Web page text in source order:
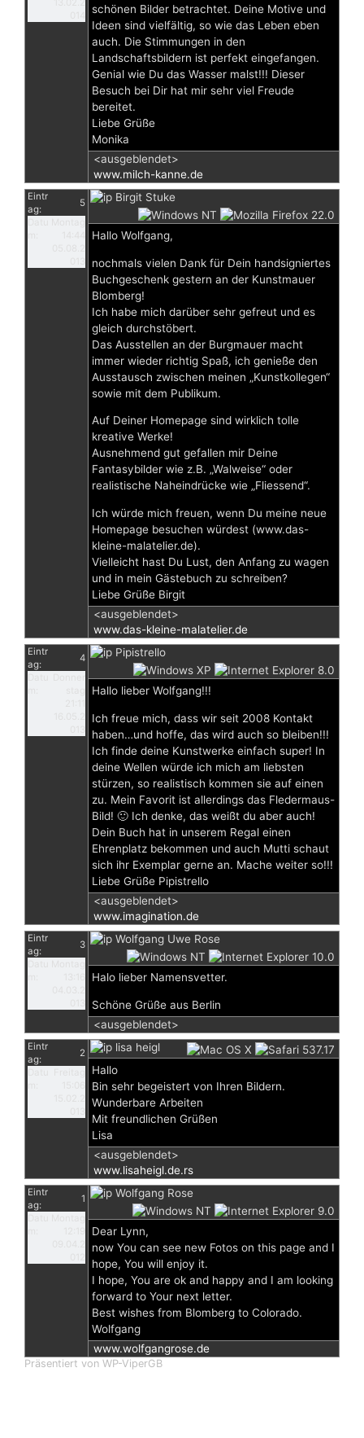
schönen Bilder betrachtet. Deine Motive und
Ideen sind vielfältig, so wie das Leben eben
auch. Die Stimmungen in den
Landschaftsbildern ist perfekt eingefangen.
Genial wie Du das Wasser malst!!! Dieser
Besuch bei Dir hat mir sehr viel Freude
bereitet.
Liebe Grüße
Monika
<ausgeblendet>
www.milch-kanne.de
Eintr
ag:
5
Birgit Stuke
Hallo Wolfgang,
nochmals vielen Dank für Dein handsigniertes
Buchgeschenk gestern an der Kunstmauer
Blomberg!
Ich habe mich darüber sehr gefreut und es
gleich durchstöbert.
Das Ausstellen an der Burgmauer macht
immer wieder richtig Spaß, ich genieße den
Ausstausch zwischen meinen „Kunstkollegen“
sowie mit dem Publikum.
Auf Deiner Homepage sind wirklich tolle
kreative Werke!
Ausnehmend gut gefallen mir Deine
Fantasybilder wie z.B. „Walweise“ oder
realistische Naheindrücke wie „Fliessend“.
Ich würde mich freuen, wenn Du meine neue
Homepage besuchen würdest (www.das-
kleine-malatelier.de).
Vielleicht hast Du Lust, den Anfang zu wagen
und in mein Gästebuch zu schreiben?
Liebe Grüße Birgit
<ausgeblendet>
www.das-kleine-malatelier.de
Eintr
ag:
4
Pipistrello
Hallo lieber Wolfgang!!!
Ich freue mich, dass wir seit 2008 Kontakt
haben…und hoffe, das wird auch so bleiben!!!
Ich finde deine Kunstwerke einfach super! In
deine Wellen würde ich mich am liebsten
stürzen, so realistisch kommen sie auf einen
zu. Mein Favorit ist allerdings das Fledermaus-
Bild! 🙂 Ich denke, das weißt du aber auch!
Dein Buch hat in unserem Regal einen
Ehrenplatz bekommen und auch Mutti schaut
sich ihr Exemplar gerne an. Mache weiter so!!!
Liebe Grüße Pipistrello
<ausgeblendet>
www.imagination.de
Eintr
ag:
3
Wolfgang Uwe Rose
Halo lieber Namensvetter.
Schöne Grüße aus Berlin
<ausgeblendet>
Eintr
ag:
2
lisa heigl
Hallo
Bin sehr begeistert von Ihren Bildern.
Wunderbare Arbeiten
Mit freundlichen Grüßen
Lisa
<ausgeblendet>
www.lisaheigl.de.rs
Eintr
ag:
1
Wolfgang Rose
Dear Lynn,
now You can see new Fotos on this page and I
hope, You will enjoy it.
I hope, You are ok and happy and I am looking
forward to Your next letter.
Best wishes from Blomberg to Colorado.
Wolfgang
www.wolfgangrose.de
Präsentiert von WP-ViperGB